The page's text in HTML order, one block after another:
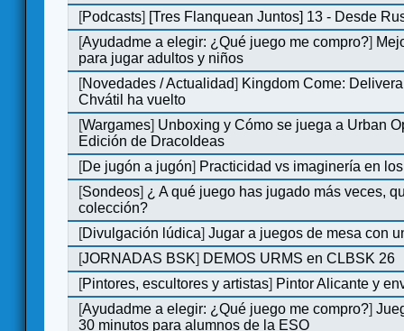
[Podcasts] [Tres Flanquean Juntos] 13 - Desde
[Ayudadme a elegir: ¿Qué juego me compro?]
para jugar adultos y niños
[Novedades / Actualidad] Kingdom Come:
Chvátil ha vuelto
[Wargames] Unboxing y Cómo se juega a Urban
Edición de DracoIdeas
[De jugón a jugón] Practicidad vs imaginería en
[Sondeos] ¿ A qué juego has jugado más veces,
colección?
[Divulgación lúdica]Jugar a juegos de mesa con
[JORNADAS BSK] DEMOS URMS en CLBSK 26
[Pintores, escultores y artistas] Pintor Alicante y
[Ayudadme a elegir: ¿Qué juego me compro?]
30 minutos para alumnos de la ESO